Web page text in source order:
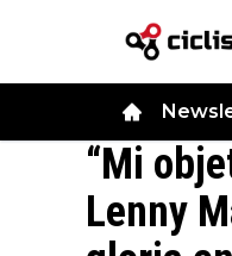
“Mi
Lenny